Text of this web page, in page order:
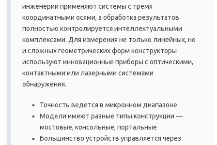
инженерии применяют системы с тремя
координатными осями, а обработка результатов
полностью контролируется интеллектуальными
комплексами. Для измерения не только линейных, но
и сложных геометрических форм конструкторы
используют инновационные приборы с оптическими,
контактными или лазерными системами
обнаружения.
Точность ведется в микронном диапазоне
Модели имеют разные типы конструкции —
мостовые, консольные, портальные
Большинство устройств управляется через